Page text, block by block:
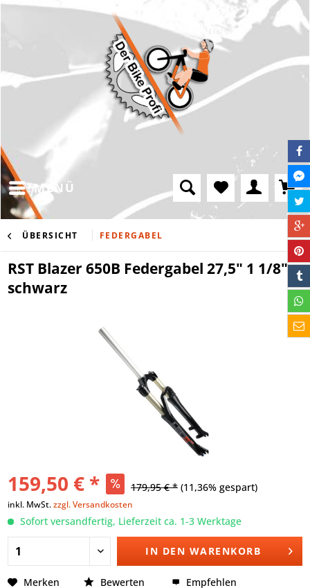
MENÜ
ÜBERSICHT FEDERGABEL
RST Blazer 650B Federgabel 27,5" 1 1/8"
schwarz
159,50 € * 179,95 € * (11,36% gespart)
inkl. MwSt.zzgl. Versandkosten
Sofort versandfertig, Lieferzeit ca. 1-3 Werktage
IN DEN WARENKORB
Merken Bewerten Empfehlen